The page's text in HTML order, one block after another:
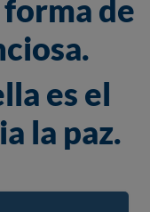
forma de
es el
la paz.